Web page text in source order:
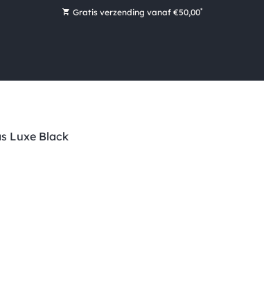
Gratis verzending vanaf €50,00*